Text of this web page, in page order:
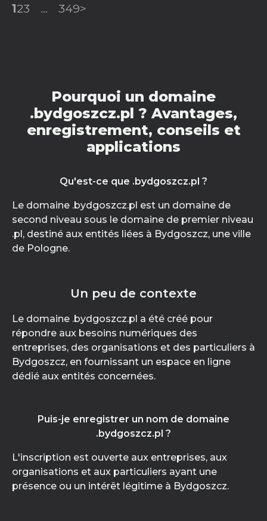
123 ... 349>
Pourquoi un domaine
.bydgoszcz.pl ? Avantages,
enregistrement, conseils et
applications
Qu'est-ce que .bydgoszcz.pl ?
Le domaine .bydgoszcz.pl est un domaine de
second niveau sous le domaine de premier niveau
.pl, destiné aux entités liées à Bydgoszcz, une ville
de Pologne.
Un peu de contexte
Le domaine .bydgoszcz.pl a été créé pour
répondre aux besoins numériques des
entreprises, des organisations et des particuliers à
Bydgoszcz, en fournissant un espace en ligne
dédié aux entités concernées.
Puis-je enregistrer un nom de domaine
.bydgoszcz.pl ?
L'inscription est ouverte aux entreprises, aux
organisations et aux particuliers ayant une
présence ou un intérêt légitime à Bydgoszcz.